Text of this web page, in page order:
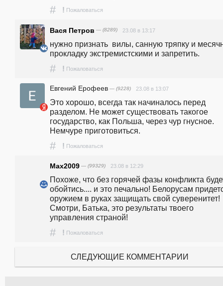
# ! Пожаловаться
Вася Петров — (8289) 23.08 в 13:17
нужно признать  вилы, санную тряпку и
прокладку экстремистскими и запретить.
# ! Пожаловаться
Евгений Ерофеев — (9228) 23.08 в 13:07
Это хорошо, всегда так начиналось перед
разделом. Не может существовать такогое
государство, как Польша, через чур гнусное.
Немчуре приготовиться.
# ! Пожаловаться
Max2009 — (99329) 23.08 в 12:29
Похоже, что без горячей фазы конфликта
обойтись.... и это печально! Белорусам
оружием в руках защищать свой суверенитет!
Смотри, Батька, это результаты твоего
управления страной!
# ! Пожаловаться
СЛЕДУЮЩИЕ КОММЕНТАРИИ